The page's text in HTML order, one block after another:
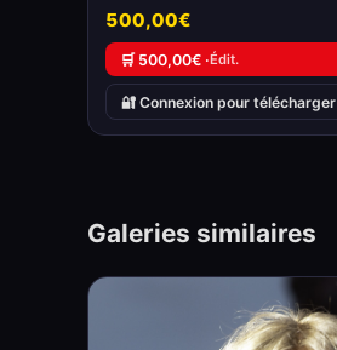
500,00€
🛒 500,00€ ·Édit.
🔐 Connexion pour télécharger
Galeries similaires